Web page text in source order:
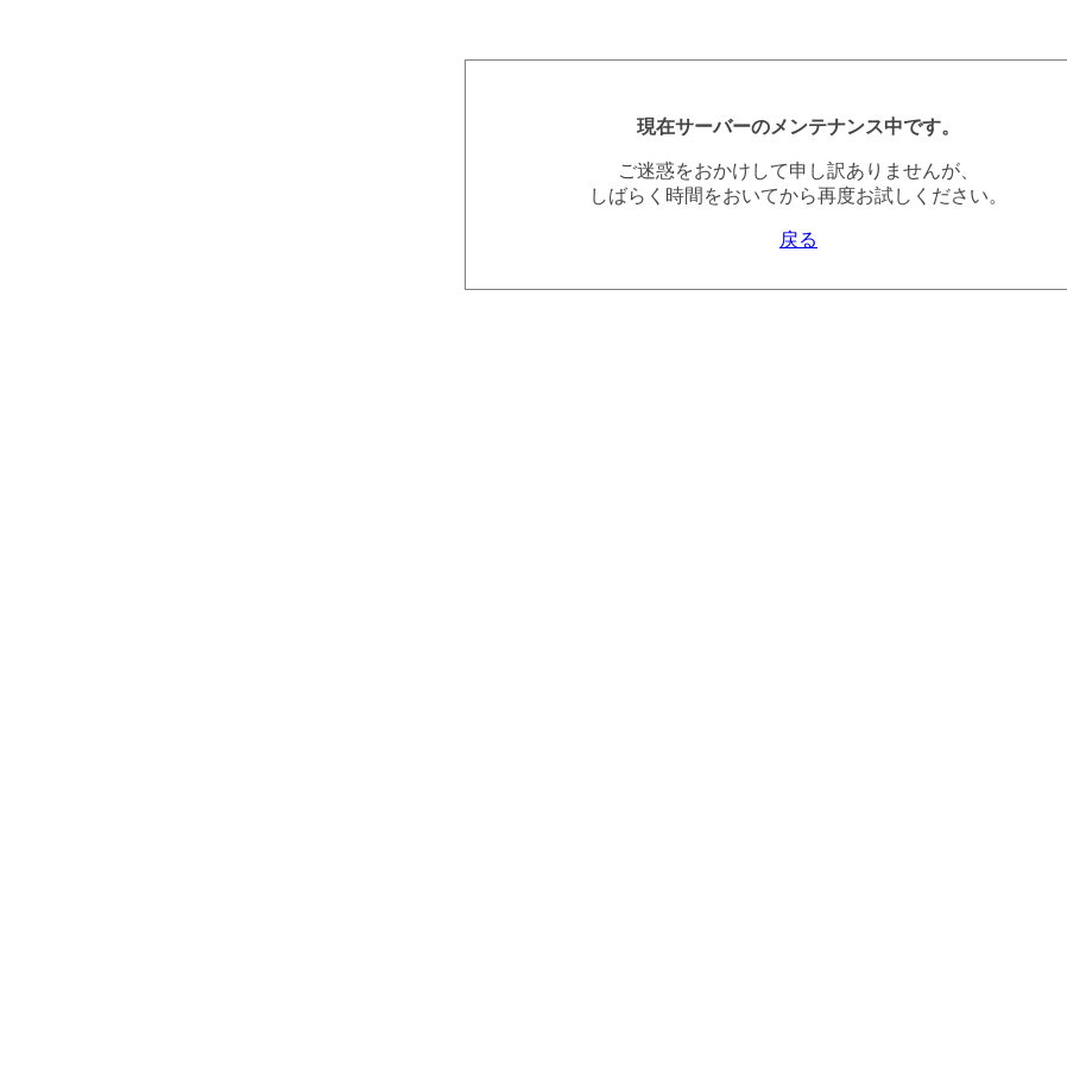
現在サーバーのメンテナンス中です。
ご迷惑をおかけして申し訳ありませんが、
しばらく時間をおいてから再度お試しください。
戻る